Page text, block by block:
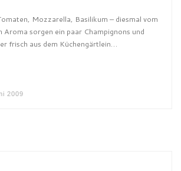
Mozzarella, Basilikum – diesmal vom
Aroma sorgen ein paar Champignons und
frisch aus dem Küchengärtlein…
2009